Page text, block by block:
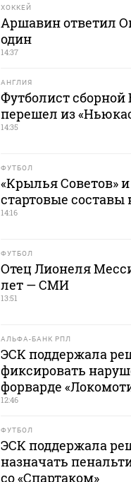
ХОККЕЙ
Аршавин ответил
один
14:37
АНГЛИЯ
Футболист
перешел из
14:35
ФУТБОЛ
«Крылья Советов»
стартовые
14:16
ФУТБОЛ
Отец Лионеля
лет — СМИ
13:51
АЛЬФА-БАНК РПЛ
ЭСК поддержала
фиксировать
форварде
12:46
ФУТБОЛ
ЭСК поддержала
назначать
со «Спартаком»